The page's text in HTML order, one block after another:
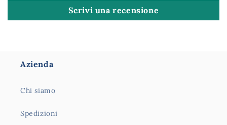
Scrivi una recensione
Azienda
Chi siamo
Spedizioni